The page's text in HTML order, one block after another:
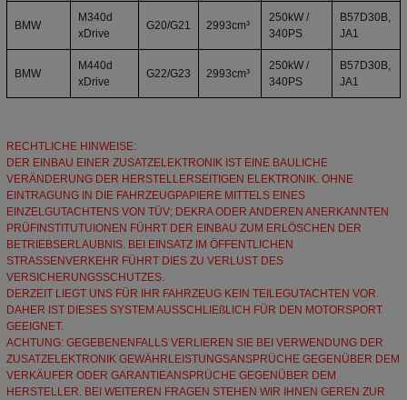
BMW
M340d
xDrive
G20/G21 2993cm³
250kW /
340PS
B57D30B,
JA1
BMW
M440d
xDrive
G22/G23 2993cm³
250kW /
340PS
B57D30B,
JA1
RECHTLICHE HINWEISE:
DER EINBAU EINER ZUSATZELEKTRONIK IST EINE BAULICHE
VERÄNDERUNG DER HERSTELLERSEITIGEN ELEKTRONIK. OHNE
EINTRAGUNG IN DIE FAHRZEUGPAPIERE MITTELS EINES
EINZELGUTACHTENS VON TÜV; DEKRA ODER ANDEREN ANERKANNTEN
PRÜFINSTITUTUIONEN FÜHRT DER EINBAU ZUM ERLÖSCHEN DER
BETRIEBSERLAUBNIS. BEI EINSATZ IM ÖFFENTLICHEN
STRASSENVERKEHR FÜHRT DIES ZU VERLUST DES
VERSICHERUNGSSCHUTZES.
DERZEIT LIEGT UNS FÜR IHR FAHRZEUG KEIN TEILEGUTACHTEN VOR.
DAHER IST DIESES SYSTEM AUSSCHLIEßLICH FÜR DEN MOTORSPORT
GEEIGNET.
ACHTUNG: GEGEBENENFALLS VERLIEREN SIE BEI VERWENDUNG DER
ZUSATZELEKTRONIK GEWÄHRLEISTUNGSANSPRÜCHE GEGENÜBER DEM
VERKÄUFER ODER GARANTIEANSPRÜCHE GEGENÜBER DEM
HERSTELLER. BEI WEITEREN FRAGEN STEHEN WIR IHNEN GEREN ZUR